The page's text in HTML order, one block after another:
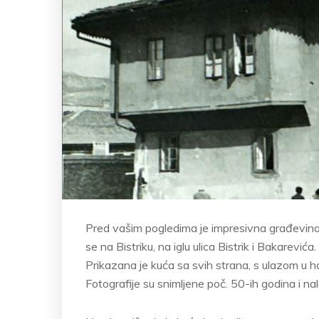
Pred vašim pogledima je impresivna
se na Bistriku, na iglu ulica Bistrik i
Prikazana je kuća sa svih strana, s ulazom u
Fotografije su snimljene poč. 50-ih godina i